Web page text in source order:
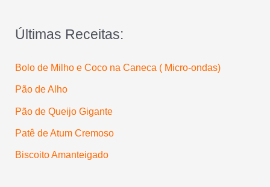
r
o
r
:
Últimas Receitas:
Bolo de Milho e Coco na Caneca ( Micro-ondas)
Pão de Alho
Pão de Queijo Gigante
Patê de Atum Cremoso
Biscoito Amanteigado